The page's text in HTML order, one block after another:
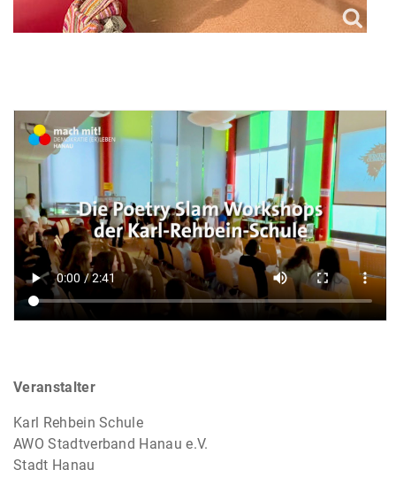
Veranstalter
Karl Rehbein Schule
AWO Stadtverband Hanau e.V.
Stadt Hanau